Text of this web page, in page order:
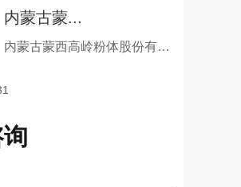
内蒙古蒙...
内蒙古蒙西高岭粉体股份有限公司